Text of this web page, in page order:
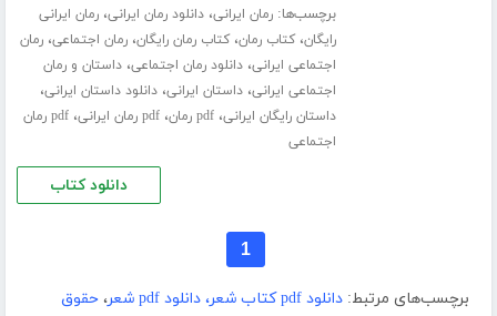
برچسب‌ها:رمان ایرانی،دانلود رمان ایرانی،رمان ایرانی
رایگان،کتاب رمان،کتاب رمان رایگان،رمان اجتماعی،رمان
اجتماعی ایرانی،دانلود رمان اجتماعی،داستان و رمان
اجتماعی ایرانی،داستان ایرانی،دانلود داستان ایرانی،
داستان رایگان ایرانی،pdf رمان ،pdf رمان ایرانی ،
pdf رمان
اجتماعی
دانلود کتاب
1
برچسب‌های مرتبط: دانلود pdf کتاب شعر، دانلود pdf شعر ، حقوق